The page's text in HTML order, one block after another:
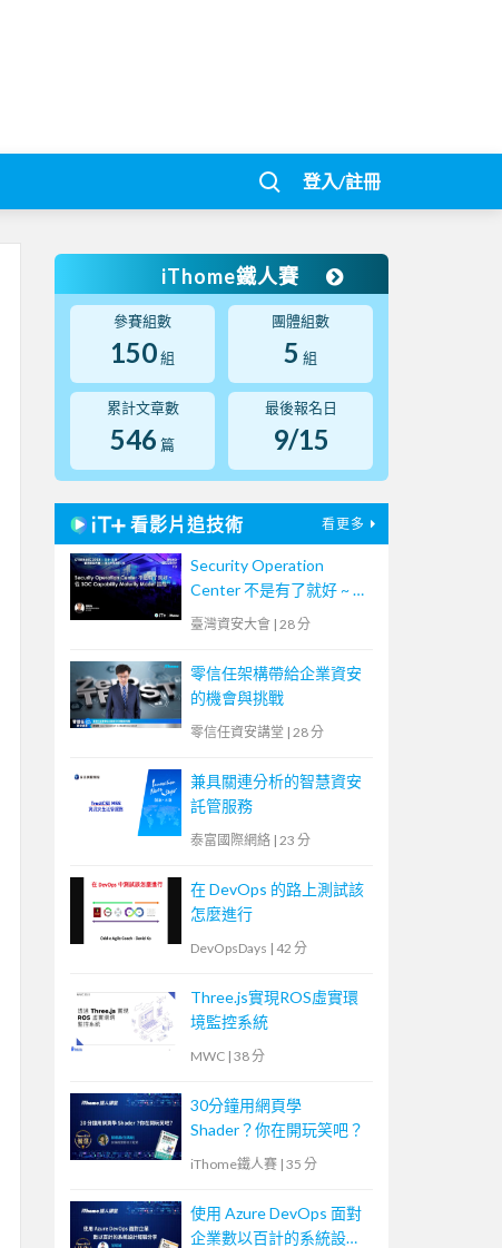
登入/註冊
iThome鐵人賽
參賽組數
150組
團體組數
5 組
累計文章數
546 篇
最後報名日
9/15
看影片追技術 看更多
Security Operation
Center 不是有了就好 ~ 從
SOC Capability Maturity
臺灣資安大會 | 28 分
零信任架構帶給企業資安
的機會與挑戰
零信任資安講堂 | 28 分
兼具關連分析的智慧資安
託管服務
泰富國際網絡 | 23 分
在 DevOps 的路上測試該
怎麼進行
DevOpsDays | 42 分
Three.js實現ROS虛實環
境監控系統
MWC | 38 分
30分鐘用網頁學
Shader？你在開玩笑吧？
iThome鐵人賽 | 35 分
使用 Azure DevOps 面對
企業數以百計的系統設計